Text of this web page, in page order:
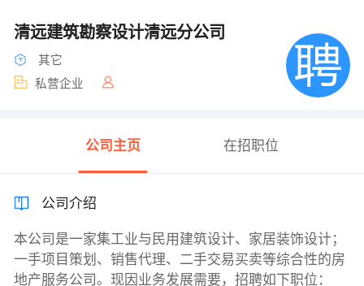
清远建筑勘察设计清远分公司
其它
私营企业
公司主页 在招职位
公司介绍
本公司是一家集工业与民用建筑设计、家居装饰设计；
一手项目策划、销售代理、二手交易买卖等综合性的房
地产服务公司。现因业务发展需要，招聘如下职位：